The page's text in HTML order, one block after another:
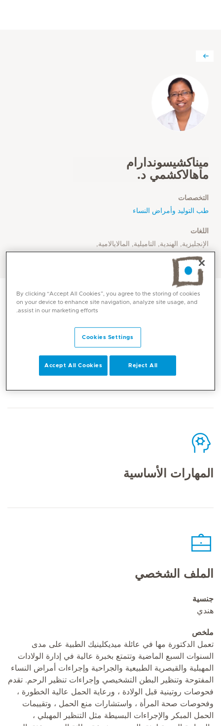
ميناكشيسوندارام
ماهالاكشمي د.
التخصصات
طب التوليد وأمراض النساء
اللغات
الإنجليزية, الهندية, التاميلية, المالايالامية,
العربية
Mediclinic Middle East Corporate Office
المهارات الأساسية
الملف الشخصي
جنسية
هندي
ملخص
تعمل الدكتورة مها في عائلة ميديكلينيك الطبية على مدى
السنوات السبع الماضية وتتمتع بخبرة عالية في إدارة الولادات
المهبلية والقيصرية الطبيعية والجراحية وإجراءات أمراض النساء
المفتوحة وتنظير البطن التشخيصي وإجراءات تنظير الرحم. تقدم
فحوصات روتينية قبل الولادة ، ورعاية الحمل عالية الخطورة ،
وفحوصات صحة المرأة ، واستشارات منع الحمل ، وتقييمات
الحمل المبكر والإجراءات البسيطة مثل التنظير المهبلي ،
By clicking “Accept All Cookies”, you agree to the storing of cookies
on your device to enhance site navigation, analyze site usage, and
assist in our marketing efforts.
Cookies Settings
Reject All
Accept All Cookies